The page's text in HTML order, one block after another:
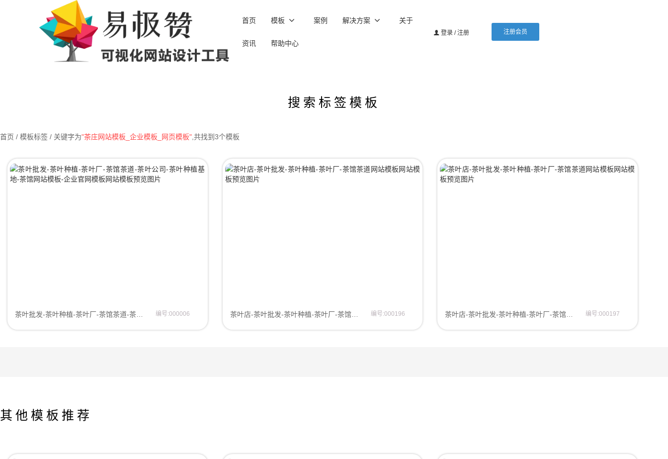
首页 模板 案例 解决方案 关于
资讯 帮助中心
登录 / 注册 注册会员
搜索标签模板
首页 / 模板标签 / 关键字为"茶庄网站模板_企业模板_网页模板" ,共找到3个模板
编号:000006 茶叶店-茶叶批发-茶叶种植-茶叶厂-茶馆茶道网站模板网页模板 编号:000196 编号:000197
其他模板推荐